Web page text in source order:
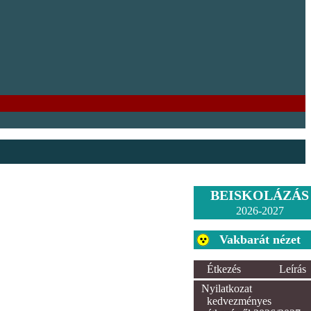
BEISKOLÁZÁS
2026-2027
Vakbarát nézet
Étkezés
Leírás
Nyilatkozat
kedvezményes